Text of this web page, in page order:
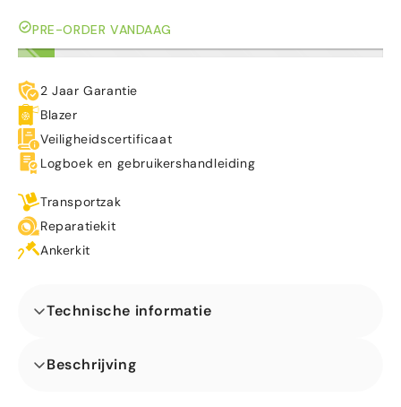
PRE-ORDER VANDAAG
2 Jaar Garantie
Blazer
Veiligheidscertificaat
Logboek en gebruikershandleiding
Transportzak
Reparatiekit
Ankerkit
Technische informatie
Beschrijving